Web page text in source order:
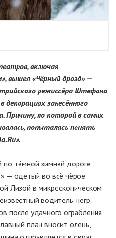
включая
вышел «Чёрный дрозд» —
режиссёра Штефана
декорациях занесённого
Причину, по которой в самих
попыталась понять
по тёмной зимней дороге
— одетый во всё чёрое
Лизой в микроскопическом
водитель-негр
после удачного ограбления
план вносит олень,